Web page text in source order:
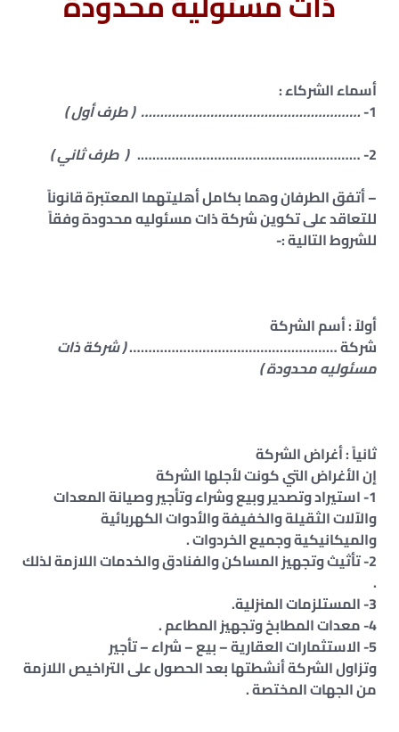
أسماء الشركاء :
1- ………………………………………………… ( طرف أول )
2- ………………………………………………….
( طرف ثاني )
– أتفق الطرفان وهما بكامل أهليتهما المعتبرة قانوناً
للتعاقد على تكوين شركة ذات مسئوليه محدودة وفقاً
للشروط التالية :-
أولاً : أسم الشركة
شركة ………………………………………………( شركة ذات
مسئوليه محدودة )
ثانياً : أغراض الشركة
إن الأغراض التي كونت لأجلها الشركة
1- استيراد وتصدير وبيع وشراء وتأجير وصيانة المعدات
والآلات الثقيلة والخفيفة والأدوات الكهربائية
والميكانيكية وجميع الخردوات .
2- تأثيث وتجهيز المساكن والفنادق والخدمات اللازمة لذلك
.
3- المستلزمات المنزلية.
4- معدات المطابخ وتجهيز المطاعم .
5- الاستثمارات العقارية – بيع – شراء – تأجير
وتزاول الشركة أنشطتها بعد الحصول على التراخيص اللازمة
من الجهات المختصة .